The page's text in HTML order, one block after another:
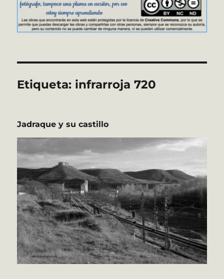
Etiqueta: infrarroja 720
Jadraque y su castillo